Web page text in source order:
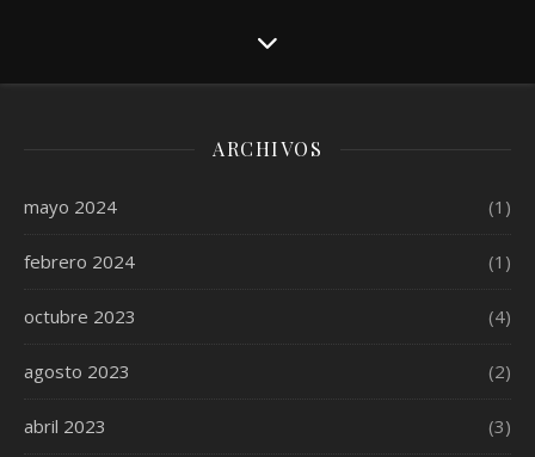
ARCHIVOS
mayo 2024 (1)
febrero 2024 (1)
octubre 2023 (4)
agosto 2023 (2)
abril 2023 (3)